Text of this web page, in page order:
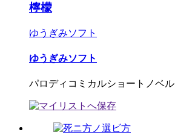
檸檬
ゆうぎみソフト
ゆうぎみソフト
パロディコミカルショートノベル